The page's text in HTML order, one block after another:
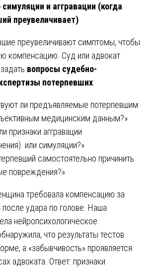
и аггравации (когда
преувеличивает)
преувеличивают симптомы, чтобы
компенсацию. Суд или адвокат
вопросы судебно-
потерпевших:
ли предъявляемые потерпевшим
медицинским данным?»
признаки аггравации
или симуляции?»
самостоятельно причинить
повреждения?»
требовала компенсацию за
после удара по голове. Наша
нейропсихологическое
что результаты тестов
а «забывчивость» проявляется
адвоката. Ответ: признаки